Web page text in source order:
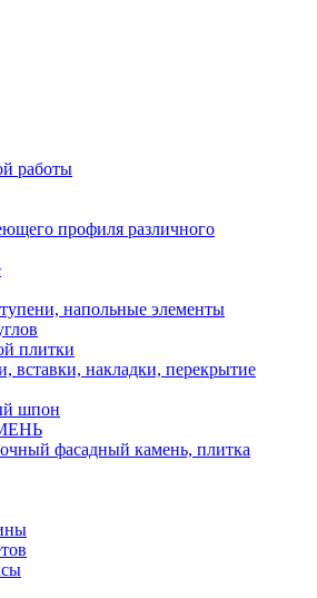
работы
профиля различного
напольные элементы
плитки
накладки, перекрытие
шпон
фасадный камень, плитка